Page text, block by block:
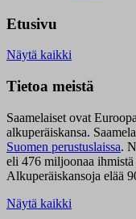
Etusivu
Näytä kaikki
Tietoa meistä
Saamelaiset ovat
alkuperäiskansa.
Suomen perustuslaissa.
eli 476 miljoonaa
Alkuperäiskansoja elää
Näytä kaikki